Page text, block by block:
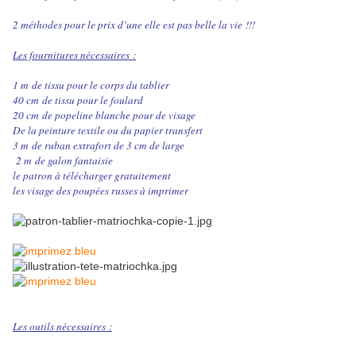
2 méthodes pour le prix d’une elle est pas belle la vie !!!
Les fournitures nécessaires :
1 m de tissu pour le corps du tablier
40 cm de tissu pour le foulard
20 cm de popeline blanche pour de visage
De la peinture textile ou du papier transfert
3 m de ruban extrafort de 3 cm de large
2 m de galon fantaisie
le patron à télécharger gratuitement
les visage des poupées russes à imprimer
Les outils nécessaires :